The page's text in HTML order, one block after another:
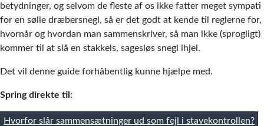
betydninger, og selvom de fleste af os ikke fatter meget sympati
for en sølle dræbersnegl, så er det godt at kende til reglerne for,
hvornår og hvordan man sammenskriver, så man ikke (sprogligt)
kommer til at slå en stakkels, sagesløs snegl ihjel.
Det vil denne guide forhåbentlig kunne hjælpe med.
Spring direkte til:
Hvorfor slår sammensætninger ud som fejl i stavekontrollen?